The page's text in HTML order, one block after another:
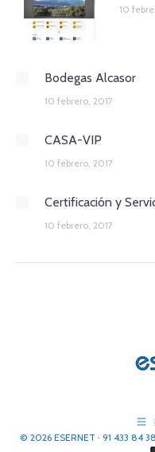
10
Bodegas Alcasor
10 febrero, 2017
CASA-VIP
10 febrero, 2017
Certificación y
10 febrero, 2017
© 2026 ESERNET · 91 433 84